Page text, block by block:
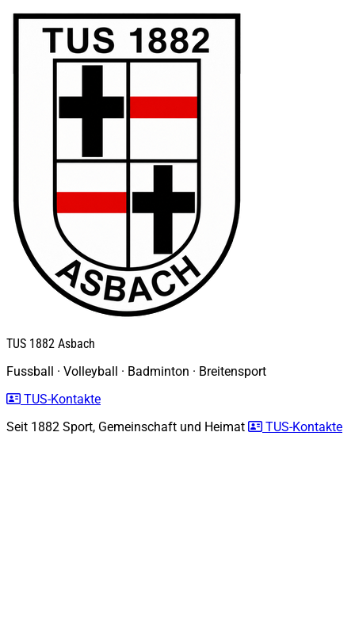
TUS 1882 Asbach
Fussball · Volleyball · Badminton · Breitensport
TUS-Kontakte
Seit 1882 Sport, Gemeinschaft und Heimat TUS-Kontakte